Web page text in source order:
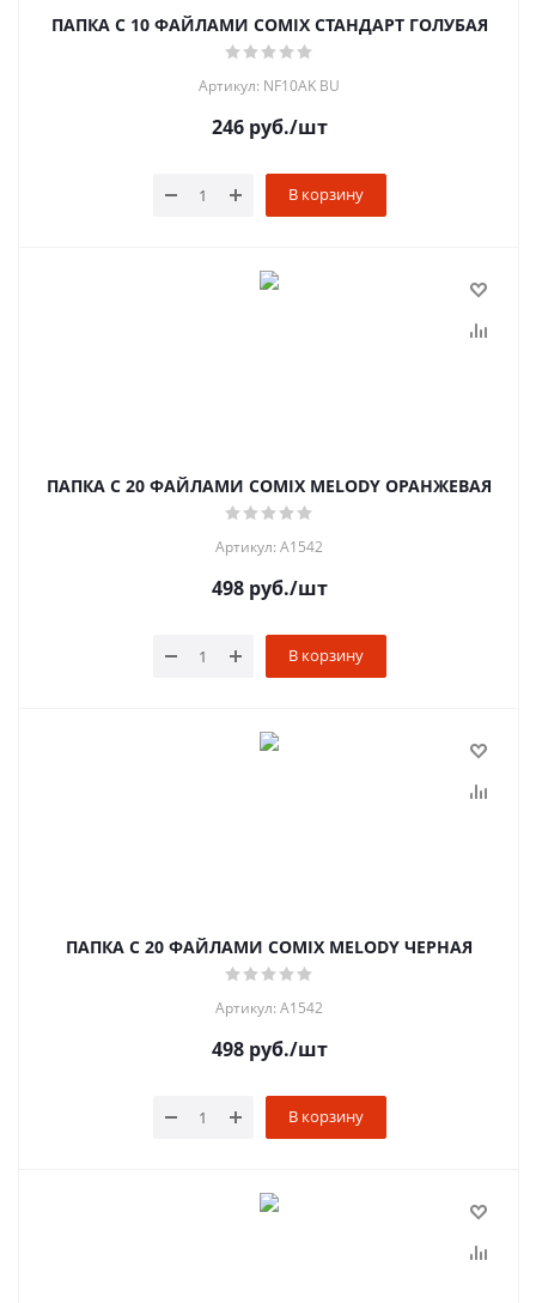
ПАПКА С 10 ФАЙЛАМИ COMIX СТАНДАРТ ГОЛУБАЯ
Артикул: NF10AK BU
246руб./шт
В корзину
ПАПКА С 20 ФАЙЛАМИ COMIX MELODY ОРАНЖЕВАЯ
Артикул: A1542
498руб./шт
В корзину
ПАПКА С 20 ФАЙЛАМИ COMIX MELODY ЧЕРНАЯ
Артикул: A1542
498руб./шт
В корзину